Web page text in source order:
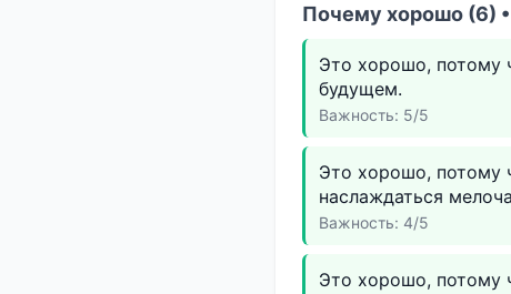
Почему хорошо (6)
Это хорошо, потому
будущем.
Важность: 5/5
Это хорошо, потому
наслаждаться
Важность: 4/5
Это хорошо, потому